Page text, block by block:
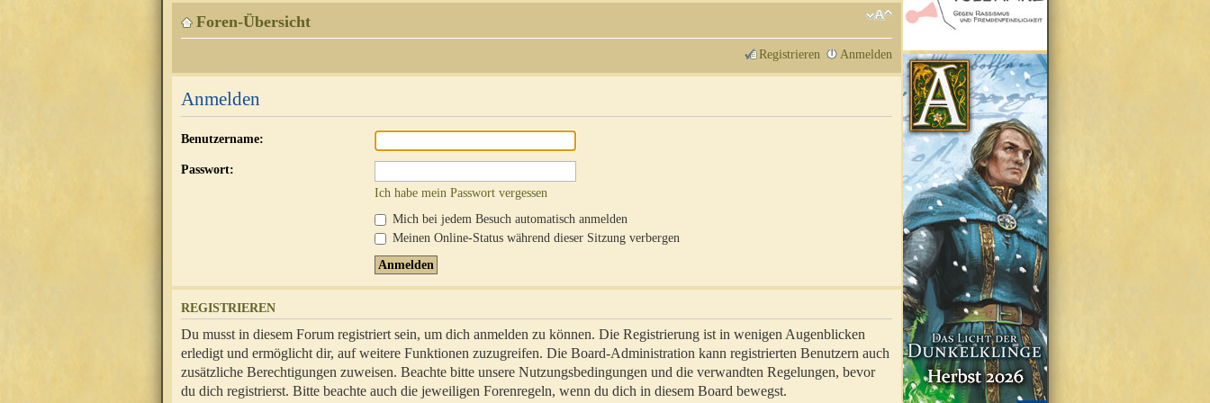
Foren-Übersicht
Registrieren Anmelden
Anmelden
Benutzername:
Passwort:
Ich habe mein Passwort vergessen
Mich bei jedem Besuch automatisch anmelden
Meinen Online-Status während dieser Sitzung verbergen
REGISTRIEREN
Du musst in diesem Forum registriert sein, um dich anmelden zu können. Die Registrierung ist in wenigen Augenblicken
erledigt und ermöglicht dir, auf weitere Funktionen zuzugreifen. Die Board-Administration kann registrierten Benutzern auch
zusätzliche Berechtigungen zuweisen. Beachte bitte unsere Nutzungsbedingungen und die verwandten Regelungen, bevor
du dich registrierst. Bitte beachte auch die jeweiligen Forenregeln, wenn du dich in diesem Board bewegst.